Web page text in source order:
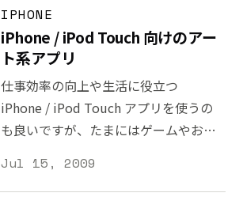
パッと見ただけでは理解が難しいもの
は数多くあります。「素晴らしい」と
絶賛される芸術作品でも、昔から普遍
的にそうであったとは限りません。例
えば世界で最も有名な絵画といっても
過言ではないモナ・リザも、1911年
にあった盗難事件で一気に有名になっ
たと言われています（ 参考記事
[http://www.ibtimes.com/why-
IPHONE
iPhone / iPod Touch 向けのアー
ト系アプリ
仕事効率の向上や生活に役立つ
iPhone / iPod Touch アプリを使うの
も良いですが、たまにはゲームやお楽
う」「遊ぶ」アプリはたくさん存在し
ますが、いずれとも言い難いのがアー
Jul 15, 2009